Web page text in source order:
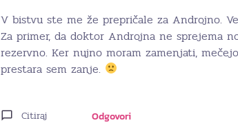
V bistvu ste me že prepričale za Androjno.
Za primer, da doktor Androjna ne sprejema
rezervno. Ker nujno moram zamenjati,
prestara sem zanje.
Citiraj Odgovori